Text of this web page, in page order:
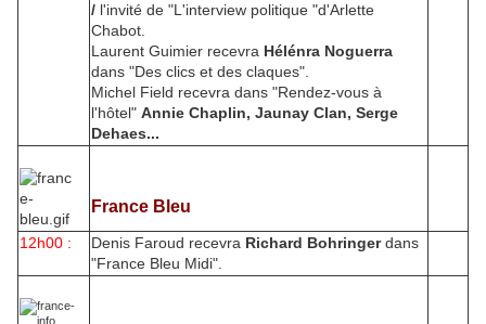
/ l'invité de "L'interview politique "d'Arlette
Chabot.
Laurent Guimier recevra Hélénra Noguerra
dans "Des clics et des claques".
Michel Field recevra dans "Rendez-vous à
l'hôtel" Annie Chaplin, Jaunay Clan, Serge
Dehaes...
France Bleu
12h00 : Denis Faroud recevra Richard Bohringerdans
"France Bleu Midi".